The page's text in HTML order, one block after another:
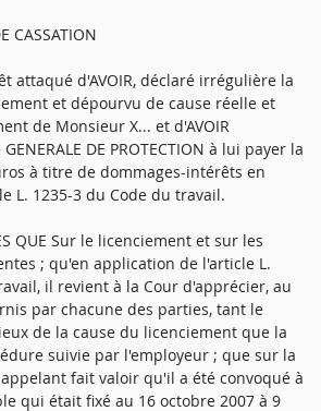
CASSATION
attaqué d'AVOIR, déclaré irrégulière la
et dépourvu de cause réelle et
de Monsieur X... et d'AVOIR
DE PROTECTION à lui payer la
à titre de dommages-intérêts en
L. 1235-3 du Code du travail.
QUE Sur le licenciement et sur les
; qu'en application de l'article L.
il revient à la Cour d'apprécier, au
par chacune des parties, tant le
de la cause du licenciement que la
suivie par l'employeur ; que sur la
fait valoir qu'il a été convoqué à
qui était fixé au 16 octobre 2007 à 9